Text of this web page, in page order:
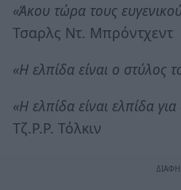
«Άκου τώρα τους
Τσαρλς Ντ. Μπρόντχεντ
«Η ελπίδα είναι ο στύλος
«Η ελπίδα είναι ελπίδα
Τζ.Ρ.Ρ. Τόλκιν